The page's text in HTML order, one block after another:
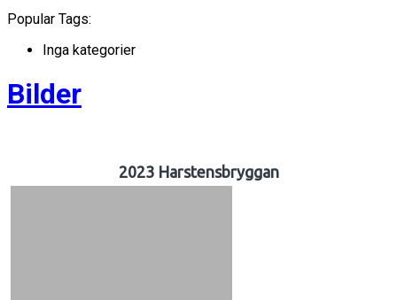
Popular Tags:
Inga kategorier
Bilder
2023 Harstensbryggan